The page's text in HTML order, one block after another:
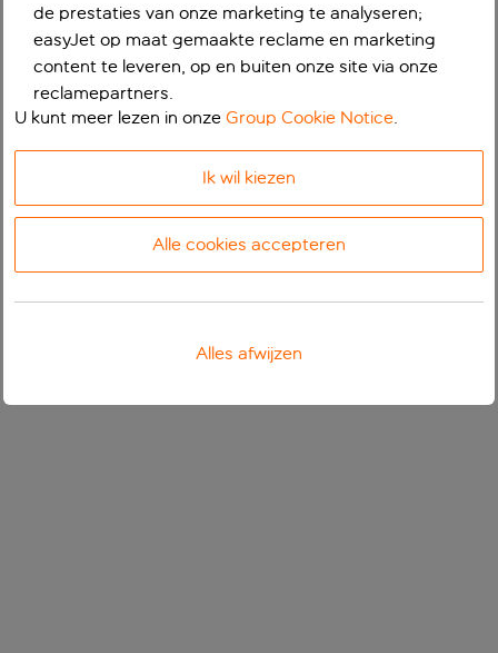
de prestaties van onze marketing te analyseren;
easyJet op maat gemaakte reclame en marketing
content te leveren, op en buiten onze site via onze
reclamepartners.
U kunt meer lezen in onzeGroup Cookie Notice.
Ik wil kiezen
Alle cookies accepteren
Alles afwijzen